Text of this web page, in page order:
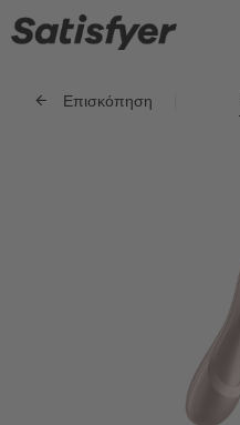
Επισκόπηση